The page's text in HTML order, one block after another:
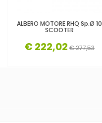
ALBERO MOTORE RHQ Sp.Ø 10
SCOOTER
€ 222,02 € 277,53